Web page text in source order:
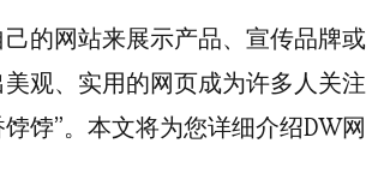
的网站来展示产品、宣传品牌或
观、实用的网页成为许多人关注
饽”。本文将为您详细介绍DW网